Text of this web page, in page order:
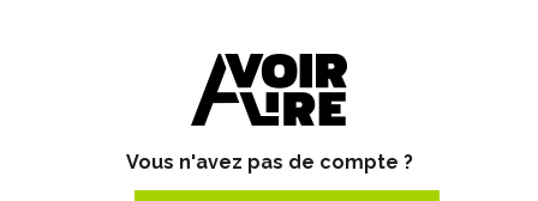
Vous n'avez pas de compte ?